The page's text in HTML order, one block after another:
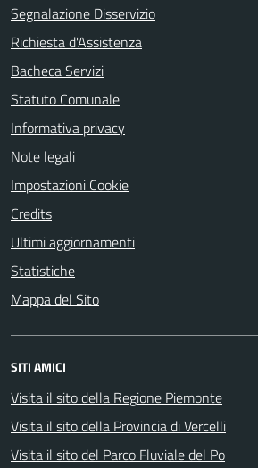
Segnalazione Disservizio
Richiesta d'Assistenza
Bacheca Servizi
Statuto Comunale
Informativa privacy
Note legali
Impostazioni Cookie
Credits
Ultimi aggiornamenti
Statistiche
Mappa del Sito
SITI AMICI
Visita il sito della Regione Piemonte
Visita il sito della Provincia di Vercelli
Visita il sito del Parco Fluviale del Po